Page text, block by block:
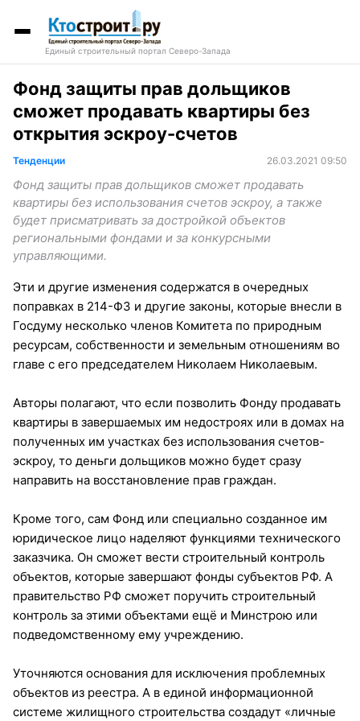
Единый строительный портал Северо-Запада
Фонд защиты прав дольщиков
сможет продавать квартиры без
открытия эскроу-счетов
Тенденции 26.03.2021 09:50
Фонд защиты прав дольщиков сможет продавать
квартиры без использования счетов эскроу, а также
будет присматривать за достройкой объектов
региональными фондами и за конкурсными
управляющими.
Эти и другие изменения содержатся в очередных
поправках в 214-ФЗ и другие законы, которые внесли в
Госдуму несколько членов Комитета по природным
ресурсам, собственности и земельным отношениям во
главе с его председателем Николаем Николаевым.
Авторы полагают, что если позволить Фонду продавать
квартиры в завершаемых им недостроях или в домах на
полученных им участках без использования счетов-
эскроу, то деньги дольщиков можно будет сразу
направить на восстановление прав граждан.
Кроме того, сам Фонд или специально созданное им
юридическое лицо наделяют функциями технического
заказчика. Он сможет вести строительный контроль
объектов, которые завершают фонды субъектов РФ. А
правительство РФ сможет поручить строительный
контроль за этими объектами ещё и Минстрою или
подведомственному ему учреждению.
Уточняются основания для исключения проблемных
объектов из реестра. А в единой информационной
системе жилищного строительства создадут «личные